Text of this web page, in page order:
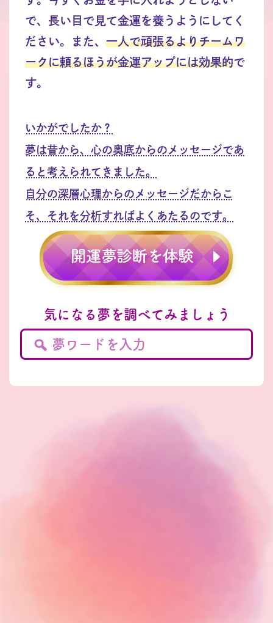
で、長い目で見て金運を養うようにしてく
ださい。また、 一人で頑張るよりチームワ
ークに頼るほうが金運アップには効果的で
す。
いかがでしたか？
夢は昔から、心の奥底からのメッセージであ
ると考えられてきました。
自分の深層心理からのメッセージだからこ
そ、それを分析すればよくあたるのです。
気になる夢を調べてみましょう